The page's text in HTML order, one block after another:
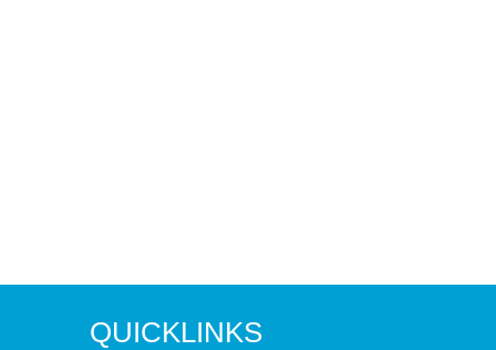
QUICKLINKS